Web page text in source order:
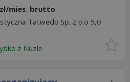
mies. brutto
Tatwedo Sp. z o.o 5,0
z Nuzle